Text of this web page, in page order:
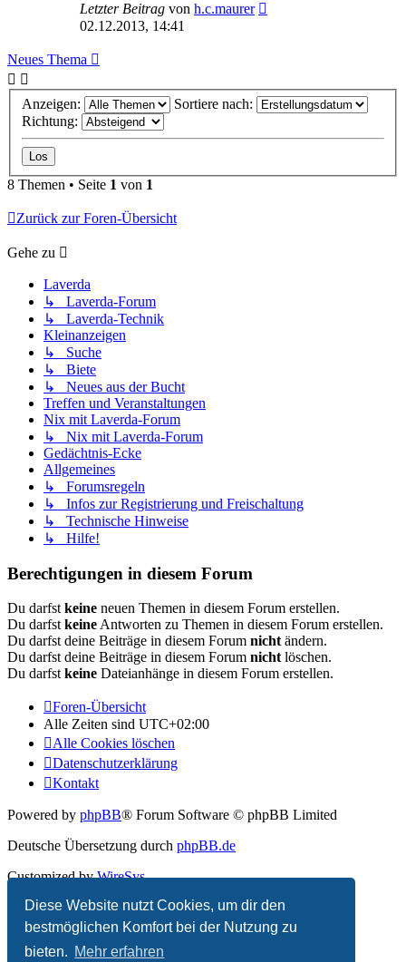
Diese Website nutzt Cookies, um dir den
bestmöglichen Komfort bei der Nutzung zu
bieten. Mehr erfahren
Letzter Beitrag von h.c.maurer
02.12.2013, 14:41
Neues Thema
Anzeigen:
Sortiere nach:
Richtung:
8 Themen • Seite 1 von 1
Zurück zur Foren-Übersicht
Gehe zu
Laverda
↳ Laverda-Forum
↳ Laverda-Technik
Kleinanzeigen
↳ Suche
↳ Biete
↳ Neues aus der Bucht
Treffen und Veranstaltungen
Nix mit Laverda-Forum
↳ Nix mit Laverda-Forum
Gedächtnis-Ecke
Allgemeines
↳ Forumsregeln
↳ Infos zur Registrierung und Freischaltung
↳ Technische Hinweise
↳ Hilfe!
Berechtigungen in diesem Forum
Du darfst keine neuen Themen in diesem Forum erstellen.
Du darfst keine Antworten zu Themen in diesem Forum erstellen.
Du darfst deine Beiträge in diesem Forum nicht ändern.
Du darfst deine Beiträge in diesem Forum nicht löschen.
Du darfst keine Dateianhänge in diesem Forum erstellen.
Foren-Übersicht
Alle Zeiten sind UTC+02:00
Alle Cookies löschen
Datenschutzerklärung
Kontakt
Powered by phpBB® Forum Software © phpBB Limited
Deutsche Übersetzung durch phpBB.de
Customized byWireSys
Datenschutz |Nutzungsbedingungen